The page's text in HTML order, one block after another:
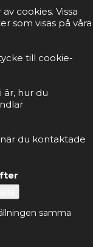
cookies. Vissa
som visas på våra
till cookie-
är, hur du
du kontaktade
samma